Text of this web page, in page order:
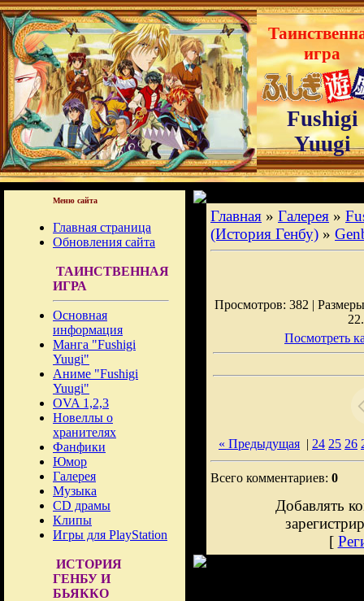
игра
Fushigi
Yuugi
Меню сайта
Главная страница
Обновления сайта
ТАИНСТВЕННАЯ
ИГРА
Основная
информация
Манга "Fushigi
Yuugi"
Аниме "Fushigi
Yuugi"
OVA 1,2,3
Новеллы о
хранителях
Фанфики
Юмор
Галерея
Музыка
CD драмы
Клипы
Игры для PlayStation
ИСТОРИЯ
ГЕНБУ И
БЬЯККО
Главная » Галерея »
(История Генбу) »
Просмотров: 382 |
Посмотреть
« Предыдущая | 24 25 26
Всего комментариев: 0
Добавлять
[